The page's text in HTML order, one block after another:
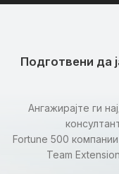
Подготвени да
Ангажирајте ги
Fortune 500
Team